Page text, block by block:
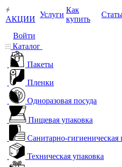
АКЦИИ
Услуги
Как
купить
Войти
Каталог
Пакеты
Пленки
Одноразовая посуда
Пищевая упаковка
Санитарно-гигиеническая
Техническая упаковка